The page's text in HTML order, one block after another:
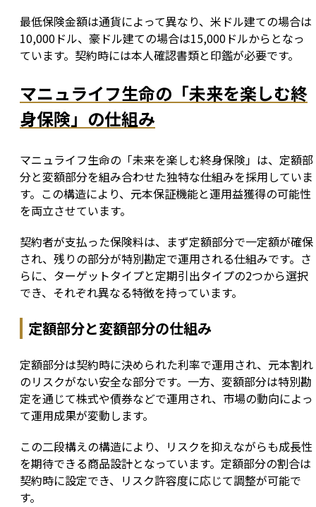
最低保険金額は通貨によって異なり、米ドル建ての場合は
10,000ドル、豪ドル建ての場合は15,000ドルからとなっ
ています。契約時には本人確認書類と印鑑が必要です。
マニュライフ生命の「未来を楽しむ終
身保険」の仕組み
マニュライフ生命の「未来を楽しむ終身保険」は、定額部
分と変額部分を組み合わせた独特な仕組みを採用していま
す。この構造により、元本保証機能と運用益獲得の可能性
を両立させています。
契約者が支払った保険料は、まず定額部分で一定額が確保
され、残りの部分が特別勘定で運用される仕組みです。さ
らに、ターゲットタイプと定期引出タイプの2つから選択
でき、それぞれ異なる特徴を持っています。
定額部分と変額部分の仕組み
定額部分は契約時に決められた利率で運用され、元本割れ
のリスクがない安全な部分です。一方、変額部分は特別勘
定を通じて株式や債券などで運用され、市場の動向によっ
て運用成果が変動します。
この二段構えの構造により、リスクを抑えながらも成長性
を期待できる商品設計となっています。定額部分の割合は
契約時に設定でき、リスク許容度に応じて調整が可能で
す。